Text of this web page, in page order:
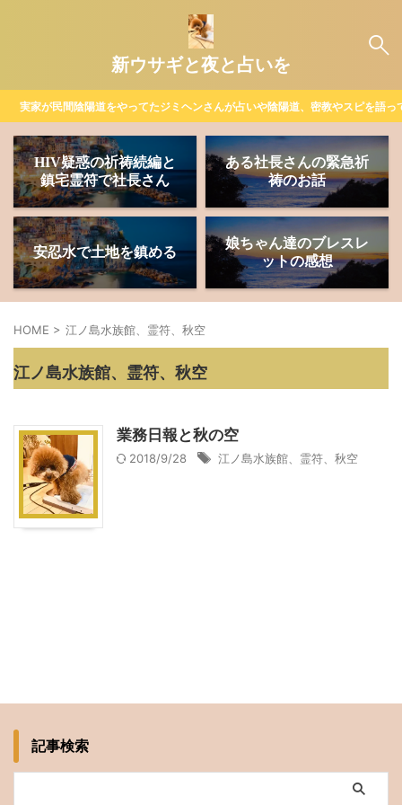
新ウサギと夜と占いを
実家が民間陰陽道をやってたジミヘンさんが占いや陰陽道、密教やスピを語
HIV疑惑の祈祷続編と
鎮宅霊符で社長さん
ある社長さんの緊急祈
祷のお話
安忍水で土地を鎮める
娘ちゃん達のブレスレ
ットの感想
HOME > 江ノ島水族館、霊符、秋空
江ノ島水族館、霊符、秋空
業務日報と秋の空
2018/9/28 江ノ島水族館、霊符、秋空
記事検索